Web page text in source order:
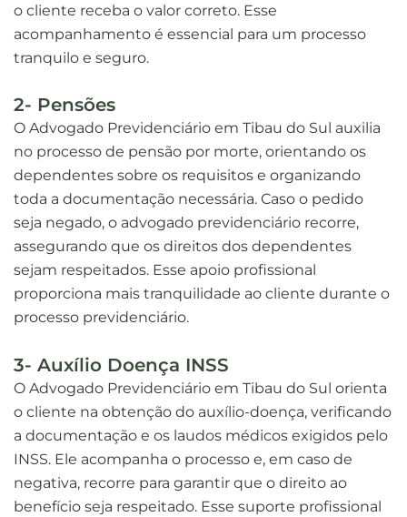
o cliente receba o valor correto. Esse
acompanhamento é essencial para um processo
tranquilo e seguro.
2- Pensões
O Advogado Previdenciário em Tibau do Sul auxilia
no processo de pensão por morte, orientando os
dependentes sobre os requisitos e organizando
toda a documentação necessária. Caso o pedido
seja negado, o advogado previdenciário recorre,
assegurando que os direitos dos dependentes
sejam respeitados. Esse apoio profissional
proporciona mais tranquilidade ao cliente durante o
processo previdenciário.
3- Auxílio Doença INSS
O Advogado Previdenciário em Tibau do Sul orienta
o cliente na obtenção do auxílio-doença, verificando
a documentação e os laudos médicos exigidos pelo
INSS. Ele acompanha o processo e, em caso de
negativa, recorre para garantir que o direito ao
benefício seja respeitado. Esse suporte profissional